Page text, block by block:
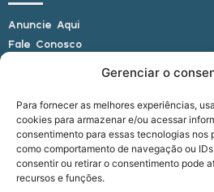
Gerenciar o
Para fornecer as melhores experiências,
cookies para armazenar e/ou acessar
consentimento para essas tecnologias nos
como comportamento de navegação ou
consentir ou retirar o consentimento pode
recursos e funções.
Anuncie Aqui
Fale Conosco
E-mail:
Telefone: (82) 9 9691-
Responsável Técnico:
Rua do Sau - Centro -